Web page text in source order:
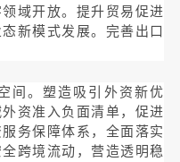
域开放。提升贸易促进
新模式发展。完善出口
间。塑造吸引外资新优
资准入负面清单，促进
务保障体系，全面落实
跨境流动，营造透明稳